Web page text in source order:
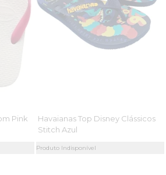
Pink
Havaianas Top Disney Clássicos
Stitch Azul
Produto Indisponível